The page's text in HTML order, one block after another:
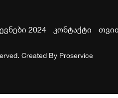
2024 კონტაქტი
Created By Proservice